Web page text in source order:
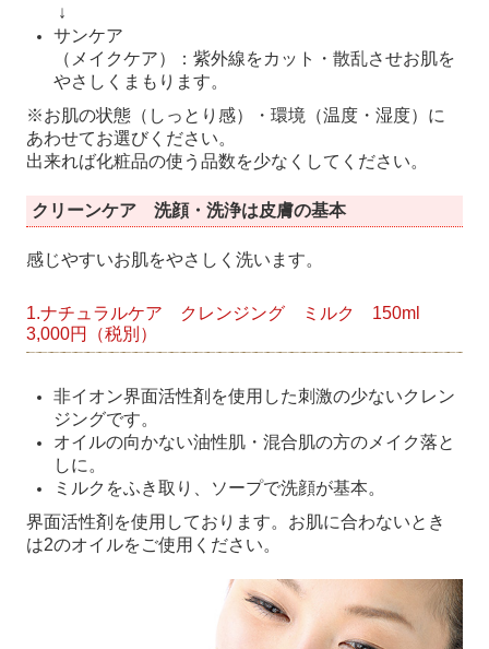
↓
サンケア
（メイクケア）：紫外線をカット・散乱させお肌を
やさしくまもります。
※お肌の状態（しっとり感）・環境（温度・湿度）に
あわせてお選びください。
出来れば化粧品の使う品数を少なくしてください。
クリーンケア 洗顔・洗浄は皮膚の基本
感じやすいお肌をやさしく洗います。
1.ナチュラルケア クレンジング ミルク 150ml
3,000円（税別）
非イオン界面活性剤を使用した刺激の少ないクレン
ジングです。
オイルの向かない油性肌・混合肌の方のメイク落と
しに。
ミルクをふき取り、ソープで洗顔が基本。
界面活性剤を使用しております。お肌に合わないとき
は2のオイルをご使用ください。